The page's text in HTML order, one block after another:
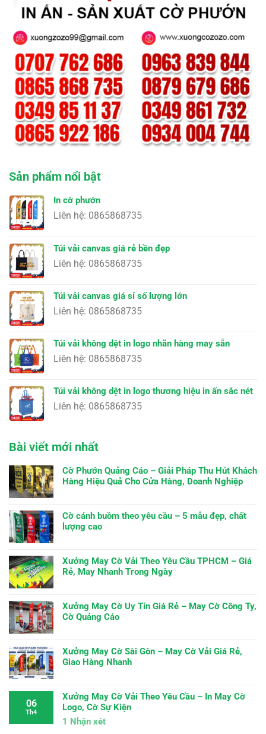
Sản phẩm nổi bật
In cờ phướn
Liên hệ: 0865868735
Túi vải canvas giá rẻ bền đẹp
Liên hệ: 0865868735
Túi vải canvas giá sỉ số lượng lớn
Liên hệ: 0865868735
Túi vải không dệt in logo nhãn hàng may sẵn
Liên hệ: 0865868735
Túi vải không dệt in logo thương hiệu in ấn sắc nét
Liên hệ: 0865868735
Bài viết mới nhất
Cờ Phướn Quảng Cáo – Giải Pháp Thu Hút Khách
Hàng Hiệu Quả Cho Cửa Hàng, Doanh Nghiệp
Cờ cánh buồm theo yêu cầu – 5 mẫu đẹp, chất
lượng cao
Xưởng May Cờ Vải Theo Yêu Cầu TPHCM – Giá
Rẻ, May Nhanh Trong Ngày
Xưởng May Cờ Uy Tín Giá Rẻ – May Cờ Công Ty,
Cờ Quảng Cáo
Xưởng May Cờ Sài Gòn – May Cờ Vải Giá Rẻ,
Giao Hàng Nhanh
06
Th4
Xưởng May Cờ Vải Theo Yêu Cầu – In May Cờ
Logo, Cờ Sự Kiện
1 Nhận xét